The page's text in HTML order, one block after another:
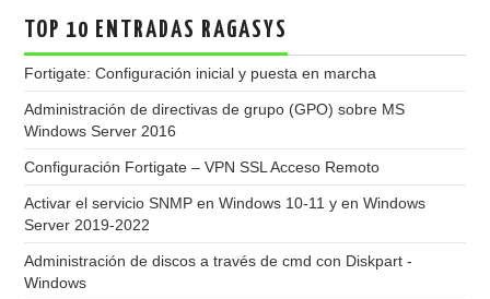
TOP 10 ENTRADAS RAGASYS
Fortigate: Configuración inicial y puesta en marcha
Administración de directivas de grupo (GPO) sobre MS
Windows Server 2016
Configuración Fortigate – VPN SSL Acceso Remoto
Activar el servicio SNMP en Windows 10-11 y en Windows
Server 2019-2022
Administración de discos a través de cmd con Diskpart -
Windows